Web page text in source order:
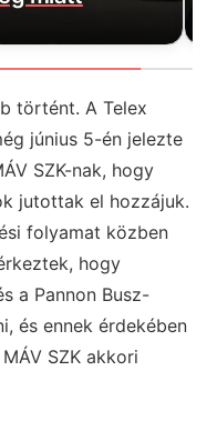
történt. A Telex
június 5-én jelezte
SZK-nak, hogy
jutottak el hozzájuk.
folyamat közben
hogy
a Pannon Busz-
és ennek érdekében
SZK akkori